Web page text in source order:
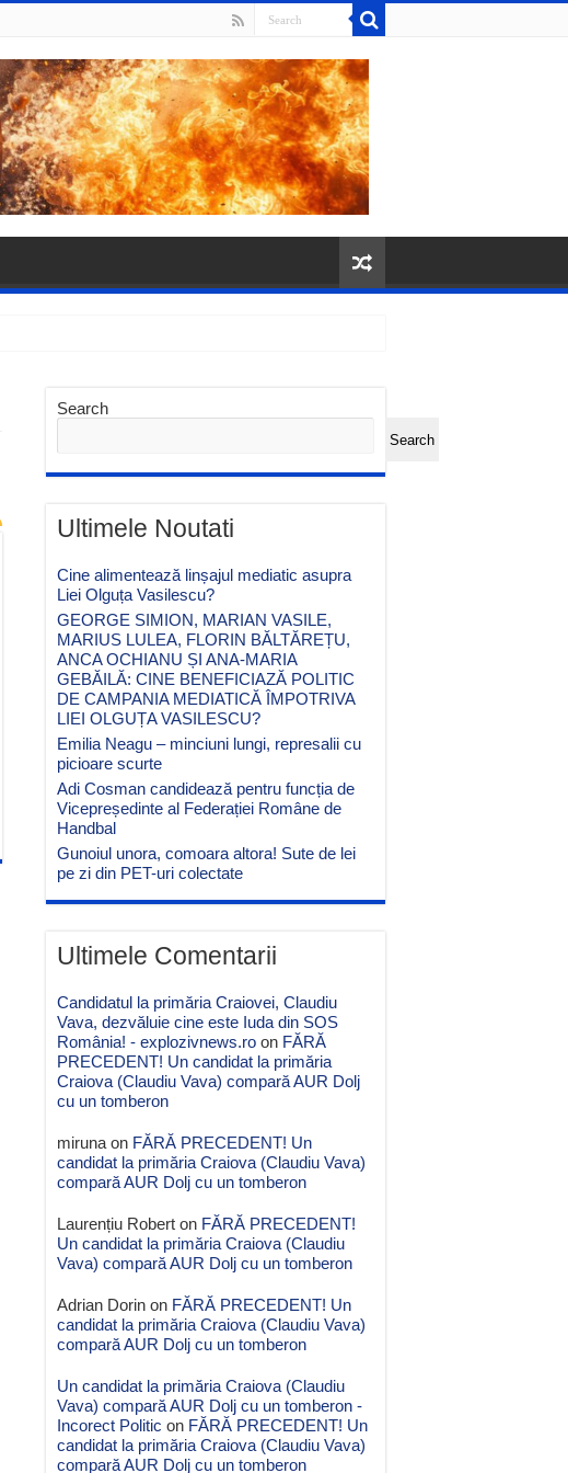
Search
Search
Ultimele Noutati
Cine alimentează linșajul mediatic asupra
Liei Olguța Vasilescu?
GEORGE SIMION, MARIAN VASILE,
MARIUS LULEA, FLORIN BĂLTĂREȚU,
ANCA OCHIANU ȘI ANA-MARIA
GEBĂILĂ: CINE BENEFICIAZĂ POLITIC
DE CAMPANIA MEDIATICĂ ÎMPOTRIVA
LIEI OLGUȚA VASILESCU?
Emilia Neagu – minciuni lungi, represalii cu
picioare scurte
Adi Cosman candidează pentru funcția de
Vicepreședinte al Federației Române de
Handbal
Gunoiul unora, comoara altora! Sute de lei
pe zi din PET-uri colectate
Ultimele Comentarii
Candidatul la primăria Craiovei, Claudiu
Vava, dezvăluie cine este Iuda din SOS
România! - explozivnews.ro on FĂRĂ
PRECEDENT! Un candidat la primăria
Craiova (Claudiu Vava) compară AUR Dolj
cu un tomberon
miruna on FĂRĂ PRECEDENT! Un
candidat la primăria Craiova (Claudiu Vava)
compară AUR Dolj cu un tomberon
Laurențiu Robert on FĂRĂ PRECEDENT!
Un candidat la primăria Craiova (Claudiu
Vava) compară AUR Dolj cu un tomberon
Adrian Dorin on FĂRĂ PRECEDENT! Un
candidat la primăria Craiova (Claudiu Vava)
compară AUR Dolj cu un tomberon
Un candidat la primăria Craiova (Claudiu
Vava) compară AUR Dolj cu un tomberon -
Incorect Politic on FĂRĂ PRECEDENT! Un
candidat la primăria Craiova (Claudiu Vava)
compară AUR Dolj cu un tomberon